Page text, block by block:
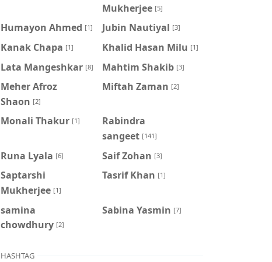
Mukherjee [5]
Humayon Ahmed [1] Jubin Nautiyal [3]
Kanak Chapa [1] Khalid Hasan Milu [1]
Lata Mangeshkar [8] Mahtim Shakib [3]
Meher Afroz
Shaon [2]
Miftah Zaman [2]
Monali Thakur [1]
Rabindra
sangeet [141]
Runa Lyala [6] Saif Zohan [3]
Saptarshi
Mukherjee [1]
Tasrif Khan [1]
samina
chowdhury [2]
‍Sabina Yasmin [7]
HASHTAG